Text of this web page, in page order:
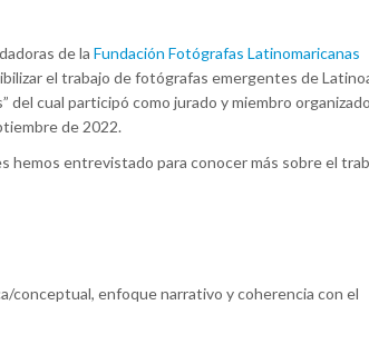
de la Fundación Fotógrafas Latinomaricanas
el trabajo de fotógrafas emergentes de
del cual participó como jurado y miembro
de 2022.
hemos entrevistado para conocer más sobre el
conceptual, enfoque narrativo y coherencia con el